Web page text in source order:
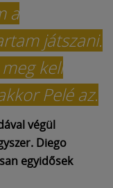
a
játszani.
kell
Pelé az.
végül
Diego
egyidősek